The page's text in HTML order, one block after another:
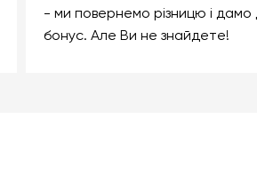
- ми повернемо різницю і дамо
бонус. Але Ви не знайдете!